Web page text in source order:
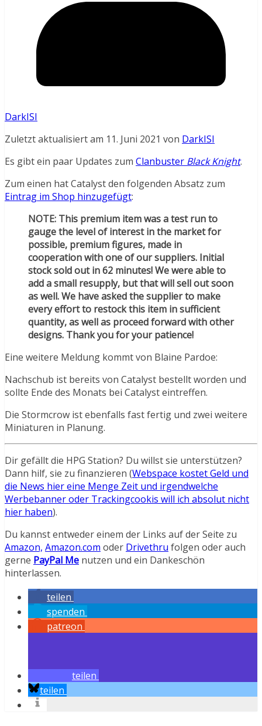
DarkISI
Zuletzt aktualisiert am 11. Juni 2021 von DarkISI
Es gibt ein paar Updates zum Clanbuster Black Knight.
Zum einen hat Catalyst den folgenden Absatz zum
Eintrag im Shop hinzugefügt:
NOTE: This premium item was a test run to
gauge the level of interest in the market for
possible, premium figures, made in
cooperation with one of our suppliers. Initial
stock sold out in 62 minutes! We were able to
add a small resupply, but that will sell out soon
as well. We have asked the supplier to make
every effort to restock this item in sufficient
quantity, as well as proceed forward with other
designs. Thank you for your patience!
Eine weitere Meldung kommt von Blaine Pardoe:
Nachschub ist bereits von Catalyst bestellt worden und
sollte Ende des Monats bei Catalyst eintreffen.
Die Stormcrow ist ebenfalls fast fertig und zwei weitere
Miniaturen in Planung.
Dir gefällt die HPG Station? Du willst sie unterstützen?
Dann hilf, sie zu finanzieren (Webspace kostet Geld und
die News hier eine Menge Zeit und irgendwelche
Werbebanner oder Trackingcookis will ich absolut nicht
hier haben).
Du kannst entweder einem der Links auf der Seite zu
Amazon, Amazon.com oder Drivethru folgen oder auch
gerne PayPal Me nutzen und ein Dankeschön
hinterlassen.
teilen
spenden
patreon
teilen
teilen